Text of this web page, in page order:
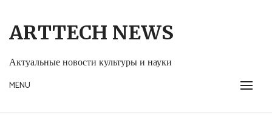
content
ARTTECH NEWS
Актуальные новости культуры и науки
MENU